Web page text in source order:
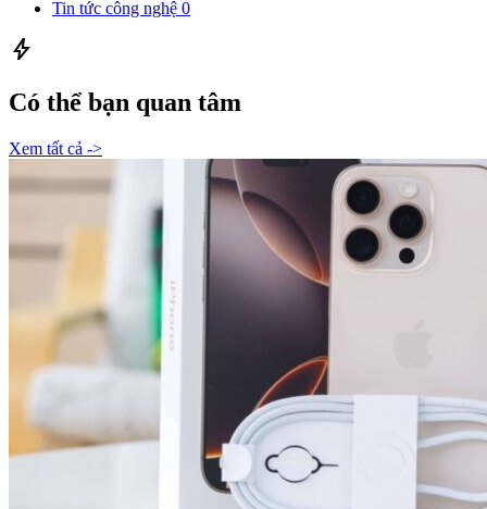
Tin tức công nghệ 0
bolt
Có thể bạn quan tâm
Xem tất cả ->